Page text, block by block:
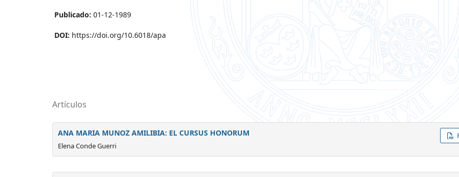
Publicado: 01-12-1989
DOI: https://doi.org/10.6018/apa
Artículos
ANA MARIA MUNOZ AMILIBIA: EL CURSUS HONORUM
Elena Conde Guerri